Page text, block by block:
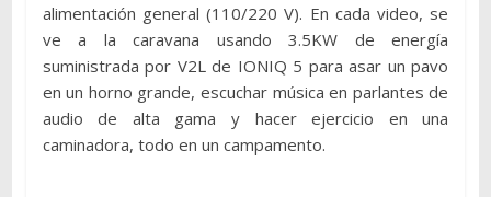
alimentación general (110/220 V). En cada video, se
ve a la caravana usando 3.5KW de energía
suministrada por V2L de IONIQ 5 para asar un pavo
en un horno grande, escuchar música en parlantes de
audio de alta gama y hacer ejercicio en una
caminadora, todo en un campamento.